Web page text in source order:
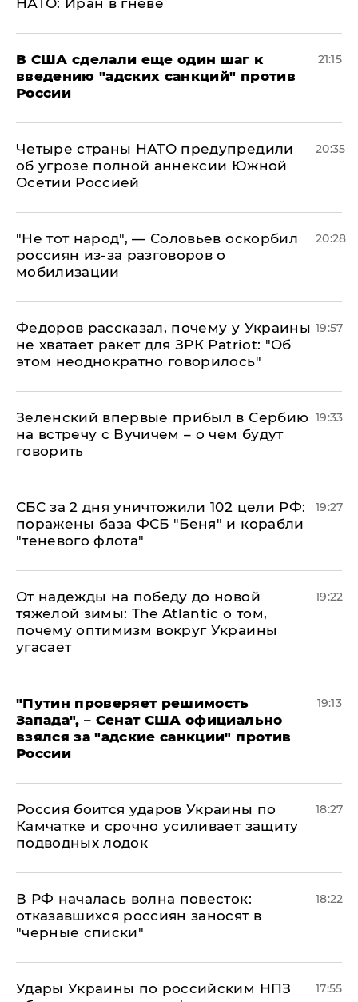
НАТО: Иран в гневе
В США сделали еще один шаг к
введению "адских санкций" против
России
21:15
Четыре страны НАТО предупредили
об угрозе полной аннексии Южной
Осетии Россией
20:35
​"Не тот народ", — Соловьев оскорбил
россиян из-за разговоров о
мобилизации
20:28
Федоров рассказал, почему у Украины
не хватает ракет для ЗРК Patriot: "Об
этом неоднократно говорилось"
19:57
Зеленский впервые прибыл в Сербию
на встречу с Вучичем – о чем будут
говорить
19:33
СБС за 2 дня уничтожили 102 цели РФ:
поражены база ФСБ "Беня" и корабли
"теневого флота"
19:27
От надежды на победу до новой
тяжелой зимы: The Atlantic о том,
почему оптимизм вокруг Украины
угасает
19:22
"Путин проверяет решимость
Запада", – Сенат США официально
взялся за "адские санкции" против
России
19:13
Россия боится ударов Украины по
Камчатке и срочно усиливает защиту
подводных лодок
18:27
​В РФ началась волна повесток:
отказавшихся россиян заносят в
"черные списки"
18:22
Удары Украины по российским НПЗ
17:55